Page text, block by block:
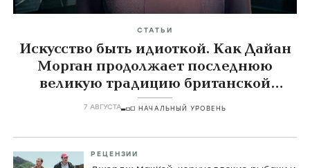
СТАТЬИ
Искусство быть идиоткой. Как Дайан
Морган продолжает последнюю
великую традицию британской
комедии
7 АВГУСТА НАЧАЛЬНЫЙ УРОВЕНЬ
РЕЦЕНЗИИ